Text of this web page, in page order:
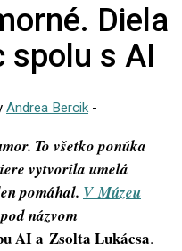
Diela
spolu s AI
Andrea Bercik -
To všetko ponúka
vytvorila umelá
pomáhal. V Múzeu
názvom
AI a Zsolta Lukácsa.